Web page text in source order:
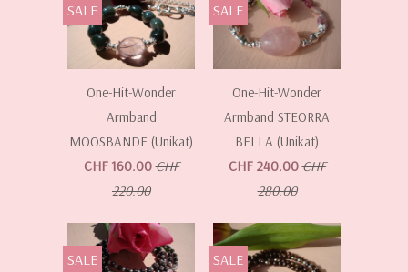
SALE
One-Hit-Wonder
Armband
MOOSBANDE (Unikat)
CHF 160.00 CHF
220.00
SALE
One-Hit-Wonder
Armband STEORRA
BELLA (Unikat)
CHF 240.00 CHF
280.00
SALE SALE